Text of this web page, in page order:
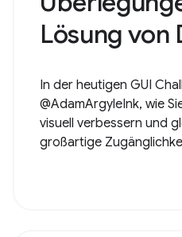
Lösung von
In der heutigen GUI
@AdamArgyleInk, wie
visuell verbessern und
großartige